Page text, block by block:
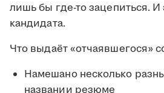
лишь бы где-то зацепиться. И
кандидата.
Что выдаёт «отчаявшегося»
Намешано несколько
названии резюме